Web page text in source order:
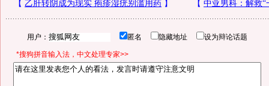
用户： 匿名 隐藏地址 设为辩论话题
*搜狗拼音输入法，中文处理专家>>